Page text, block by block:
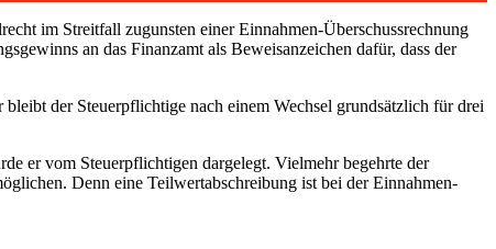
im Streitfall zugunsten einer Einnahmen-Überschussrechnung
an das Finanzamt als Beweisanzeichen dafür, dass der
der Steuerpflichtige nach einem Wechsel grundsätzlich für drei
er vom Steuerpflichtigen dargelegt. Vielmehr begehrte der
Denn eine Teilwertabschreibung ist bei der Einnahmen-